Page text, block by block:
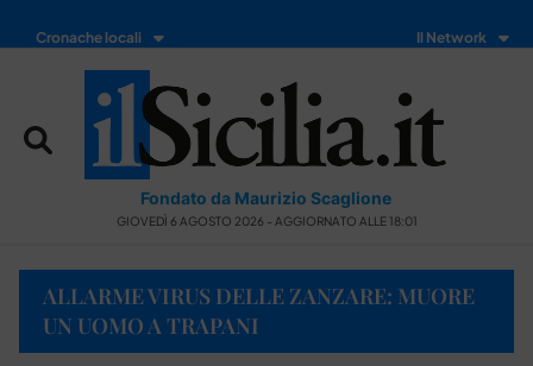
Cronache locali Il Network
Fondato da Maurizio Scaglione
GIOVEDÌ 6 AGOSTO 2026 - AGGIORNATO ALLE 18:01
ALLARME VIRUS DELLE ZANZARE: MUORE
UN UOMO A TRAPANI